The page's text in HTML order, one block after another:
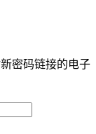
密码链接的电子